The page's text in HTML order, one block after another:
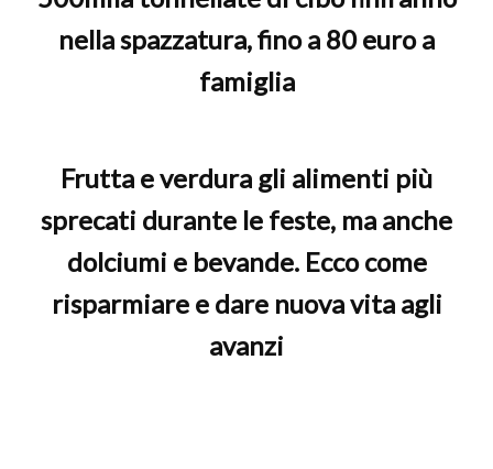
nella spazzatura, fino a 80 euro a
famiglia
Frutta e verdura gli alimenti più
sprecati durante le feste, ma anche
dolciumi e bevande. Ecco come
risparmiare e dare nuova vita agli
avanzi